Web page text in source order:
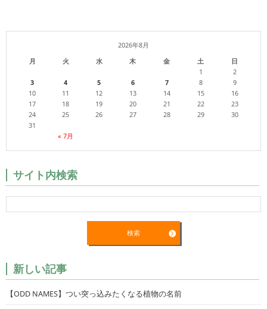
2026年8月
月
火 水 木 金 土 日
« 7月
1
2
3
4 5 6 7 8
9
10
11 12 13 14 15
16
17
18 19 20 21 22
23
24
25 26 27 28 29
30
31
サイト内検索
新しい記事
【ODD NAMES】つい突っ込みたくなる植物の名前